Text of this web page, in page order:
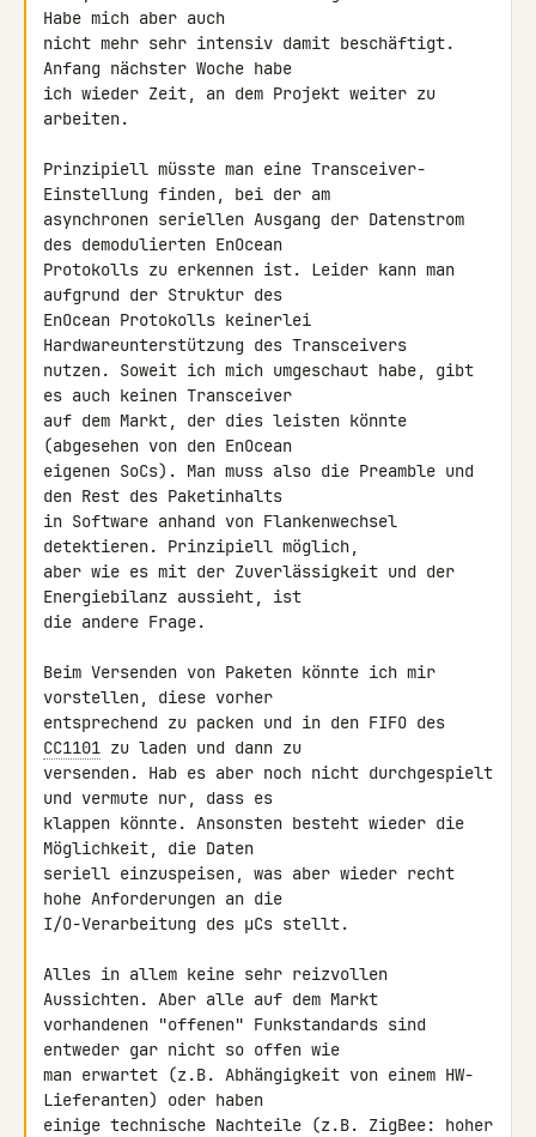
Habe mich aber auch
nicht mehr sehr intensiv damit beschäftigt.
Anfang nächster Woche habe
ich wieder Zeit, an dem Projekt weiter zu
arbeiten.
Prinzipiell müsste man eine Transceiver-
Einstellung finden, bei der am
asynchronen seriellen Ausgang der Datenstrom
des demodulierten EnOcean
Protokolls zu erkennen ist. Leider kann man
aufgrund der Struktur des
EnOcean Protokolls keinerlei
Hardwareunterstützung des Transceivers
nutzen. Soweit ich mich umgeschaut habe, gibt
es auch keinen Transceiver
auf dem Markt, der dies leisten könnte
(abgesehen von den EnOcean
eigenen SoCs). Man muss also die Preamble und
den Rest des Paketinhalts
in Software anhand von Flankenwechsel
detektieren. Prinzipiell möglich,
aber wie es mit der Zuverlässigkeit und der
Energiebilanz aussieht, ist
die andere Frage.
Beim Versenden von Paketen könnte ich mir
vorstellen, diese vorher
CC1101 zu laden und dann zu
versenden. Hab es aber noch nicht durchgespielt
und vermute nur, dass es
klappen könnte. Ansonsten besteht wieder die
Möglichkeit, die Daten
seriell einzuspeisen, was aber wieder recht
hohe Anforderungen an die
I/O-Verarbeitung des µCs stellt.
Alles in allem keine sehr reizvollen
Aussichten. Aber alle auf dem Markt
vorhandenen "offenen" Funkstandards sind
entweder gar nicht so offen wie
man erwartet (z.B. Abhängigkeit von einem HW-
Lieferanten) oder haben
einige technische Nachteile (z.B. ZigBee: hoher